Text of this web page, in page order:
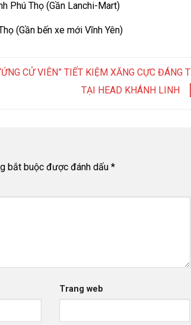
Phú Thọ (Gần Lanchi-Mart)
(Gần bến xe mới Vĩnh Yên)
CỬ VIÊN” TIẾT KIỆM XĂNG CỰC ĐÁNG
TẠI HEAD KHÁNH LINH
bắt buộc được đánh dấu *
Trang web